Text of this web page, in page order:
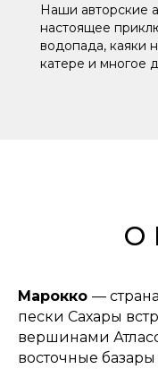
Наши авторские
настоящее
водопада, каяки
катере и многое
О
Марокко —
пески Сахары
вершинами
восточные